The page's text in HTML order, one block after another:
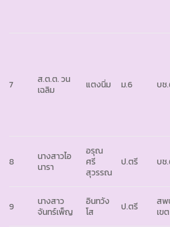
7
ส.ต.ต. วน
เฉลิม
แตงนิ่ม ม.6 บช
8
นางสาวไอ
นารา
อรุณ
ศรี
สุวรรณ
ป.ตรี บช
9
นางสาว
จันทร์เพ็ญ
อินทวัง
โส
ป.ตรี
สพ
เข